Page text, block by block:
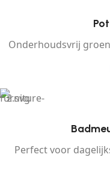
Onderhoudsvrij
Perfect voor